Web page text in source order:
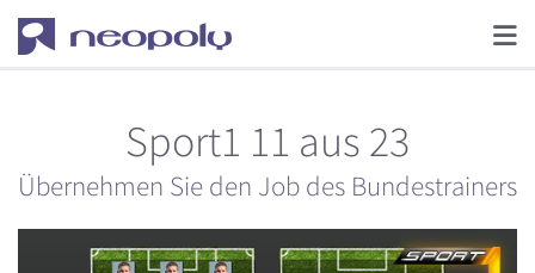
Sport1 11 aus 23
Übernehmen Sie den Job des Bundestrainers